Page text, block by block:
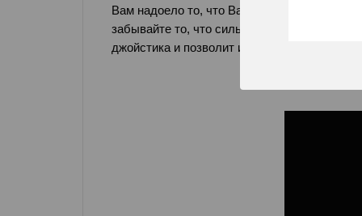
Вам надоело то, что Ваш джойстик для Xbox
забывайте то, что сильно "убитый"
джойстика и позволит играть еще лучше.